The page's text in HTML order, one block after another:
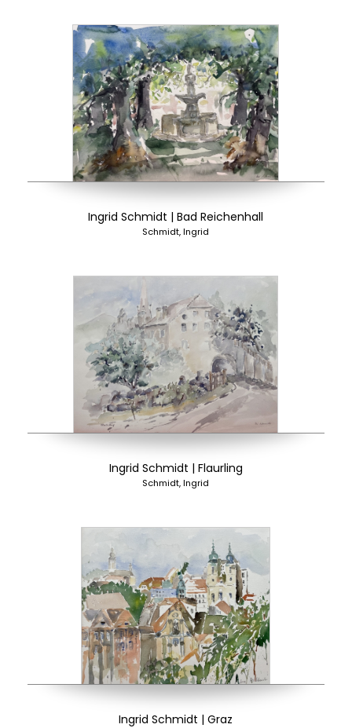
Ingrid Schmidt | Bad Reichenhall
Schmidt, Ingrid
Ingrid Schmidt | Flaurling
Schmidt, Ingrid
Ingrid Schmidt | Graz